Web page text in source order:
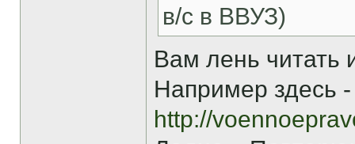
в/с в ВВУЗ)
Вам лень читать
Например здесь -
http://